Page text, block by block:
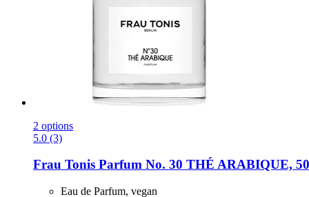
2 options
5.0 (3)
Frau Tonis Parfum No. 30 THÉ ARABIQUE,
Eau de Parfum, vegan